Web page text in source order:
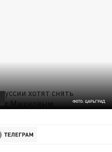
ФОТО: ЦАРЬГРАД